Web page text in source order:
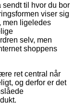
til hvor du bor
viser sig
men ligeledes
selv, men
shoppens
ret central når
og derfor er det